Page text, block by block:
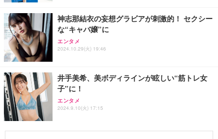
神志那結衣の妄想グラビアが刺激的！ セクシー
な“キャバ嬢”に
エンタメ
2024.10.29(火) 19:46
井手美希、美ボディラインが眩しい“筋トレ女
子”に！
エンタメ
2024.9.10(火) 17:15